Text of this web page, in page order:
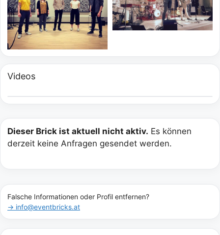
Videos
Dieser Brick ist aktuell nicht aktiv. Es können
derzeit keine Anfragen gesendet werden.
Falsche Informationen oder Profil entfernen?
→ info@eventbricks.at